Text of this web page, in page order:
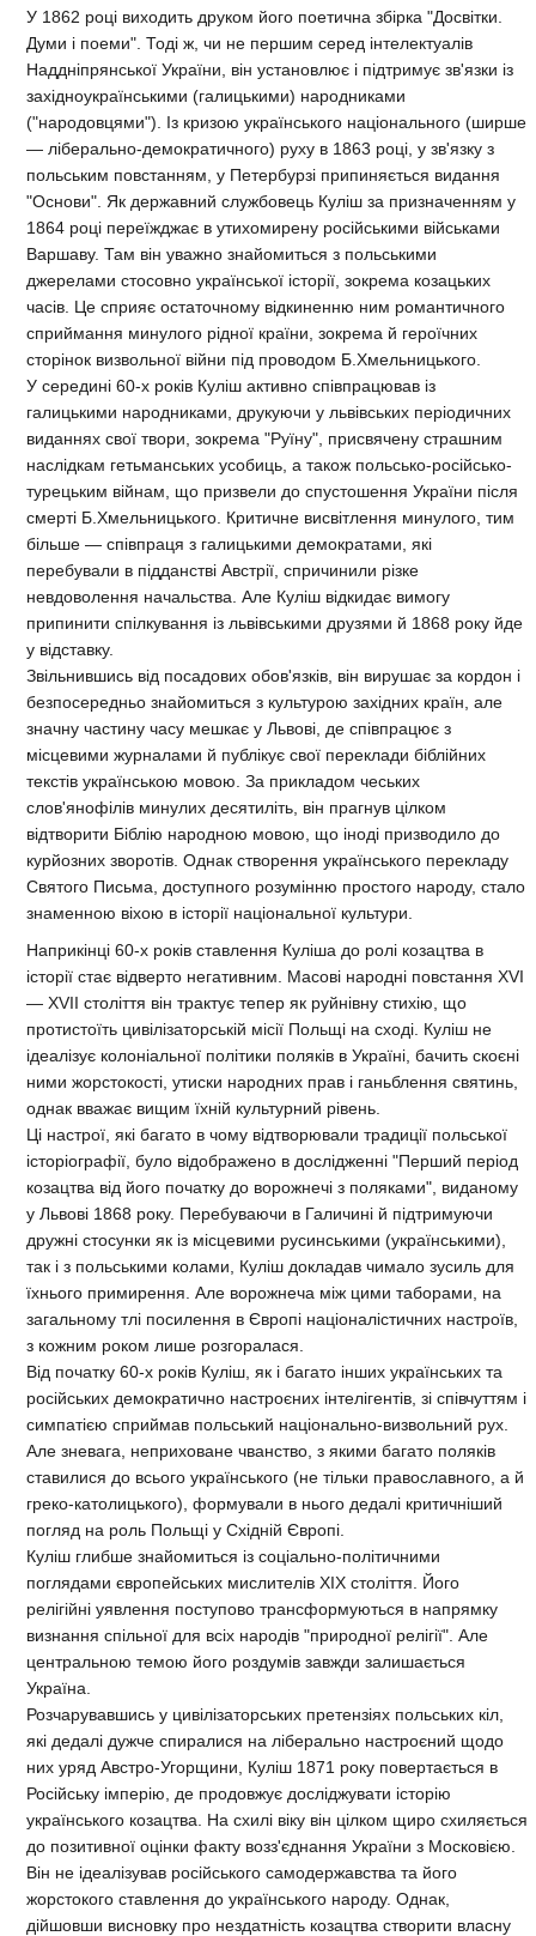
У 1862 році виходить друком його поетична збірка "Досвітки.
Думи і поеми". Тоді ж, чи не першим серед інтелектуалів
Наддніпрянської України, він установлює і підтримує зв'язки із
західноукраїнськими (галицькими) народниками
("народовцями"). Із кризою українського національного (ширше
— ліберально-демократичного) руху в 1863 році, у зв'язку з
польським повстанням, у Петербурзі припиняється видання
"Основи". Як державний службовець Куліш за призначенням у
1864 році переїжджає в утихомирену російськими військами
Варшаву. Там він уважно знайомиться з польськими
джерелами стосовно української історії, зокрема козацьких
часів. Це сприяє остаточному відкиненню ним романтичного
сприймання минулого рідної країни, зокрема й героїчних
сторінок визвольної війни під проводом Б.Хмельницького.
У середині 60-х років Куліш активно співпрацював із
галицькими народниками, друкуючи у львівських періодичних
виданнях свої твори, зокрема "Руїну", присвячену страшним
наслідкам гетьманських усобиць, а також польсько-російсько-
турецьким війнам, що призвели до спустошення України після
смерті Б.Хмельницького. Критичне висвітлення минулого, тим
більше — співпраця з галицькими демократами, які
перебували в підданстві Австрії, спричинили різке
невдоволення начальства. Але Куліш відкидає вимогу
припинити спілкування із львівськими друзями й 1868 року йде
у відставку.
Звільнившись від посадових обов'язків, він вирушає за кордон і
безпосередньо знайомиться з культурою західних країн, але
значну частину часу мешкає у Львові, де співпрацює з
місцевими журналами й публікує свої переклади біблійних
текстів українською мовою. За прикладом чеських
слов'янофілів минулих десятиліть, він прагнув цілком
відтворити Біблію народною мовою, що іноді призводило до
курйозних зворотів. Однак створення українського перекладу
Святого Письма, доступного розумінню простого народу, стало
знаменною віхою в історії національної культури.
Наприкінці 60-х років ставлення Куліша до ролі козацтва в
історії стає відверто негативним. Масові народні повстання XVI
— XVII століття він трактує тепер як руйнівну стихію, що
протистоїть цивілізаторській місії Польщі на сході. Куліш не
ідеалізує колоніальної політики поляків в Україні, бачить скоєні
ними жорстокості, утиски народних прав і ганьблення святинь,
однак вважає вищим їхній культурний рівень.
Ці настрої, які багато в чому відтворювали традиції польської
історіографії, було відображено в дослідженні "Перший період
козацтва від його початку до ворожнечі з поляками", виданому
у Львові 1868 року. Перебуваючи в Галичині й підтримуючи
дружні стосунки як із місцевими русинськими (українськими),
так і з польськими колами, Куліш докладав чимало зусиль для
їхнього примирення. Але ворожнеча між цими таборами, на
загальному тлі посилення в Європі націоналістичних настроїв,
з кожним роком лише розгоралася.
Від початку 60-х років Куліш, як і багато інших українських та
російських демократично настроєних інтелігентів, зі співчуттям і
симпатією сприймав польський національно-визвольний рух.
Але зневага, неприховане чванство, з якими багато поляків
ставилися до всього українського (не тільки православного, а й
греко-католицького), формували в нього дедалі критичніший
погляд на роль Польщі у Східній Європі.
Куліш глибше знайомиться із соціально-політичними
поглядами європейських мислителів XIX століття. Його
релігійні уявлення поступово трансформуються в напрямку
визнання спільної для всіх народів "природної релігії". Але
центральною темою його роздумів завжди залишається
Україна.
Розчарувавшись у цивілізаторських претензіях польських кіл,
які дедалі дужче спиралися на ліберально настроєний щодо
них уряд Австро-Угорщини, Куліш 1871 року повертається в
Російську імперію, де продовжує досліджувати історію
українського козацтва. На схилі віку він цілком щиро схиляється
до позитивної оцінки факту возз'єднання України з Московією.
Він не ідеалізував російського самодержавства та його
жорстокого ставлення до українського народу. Однак,
дійшовши висновку про нездатність козацтва створити власну